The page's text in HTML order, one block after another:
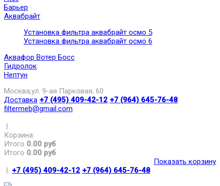
Барьер
Аквабрайт
Установка фильтра аквабрайт осмо 5
Установка фильтра аквабрайт осмо 6
Аквафор Вотер Босс
Гидролок
Нептун
Москва,ул. 9-ая Парковая, 60
Доставка +7 (495) 409-42-12 +7 (964) 645-76-48
filtermeb@gmail.com
|
Корзина:
Итого 0.00 руб
Итого 0.00 руб
Показать корзину
| +7 (495) 409-42-12 +7 (964) 645-76-48